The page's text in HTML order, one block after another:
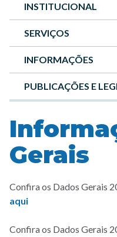
Menu
Site
DMAE
INSTITUCIONAL
SERVIÇOS
INFORMAÇÕES
PUBLICAÇÕES E
Gerais
Confira os Dados Gerais
aqui
Confira os Dados Gerais